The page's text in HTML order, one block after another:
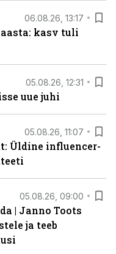
06.08.26, 13:17
kasv tuli
05.08.26, 12:31
uue juhi
05.08.26, 11:07
Üldine influencer-
05.08.26, 09:00
| Janno Toots
ja teeb